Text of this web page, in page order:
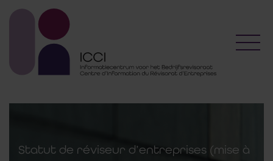
Statut de réviseur d’entreprises (mise à